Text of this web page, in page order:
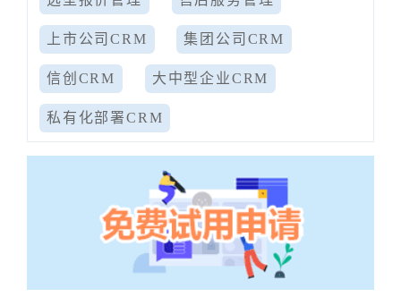
上市公司CRM 集团公司CRM
信创CRM 大中型企业CRM
私有化部署CRM